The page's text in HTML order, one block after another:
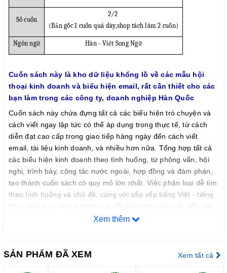
Số cuốn
2/2
(Bản gốc 1 cuốn quá dày,shop tách làm 2 cuốn)
Ngôn ngữ Hàn - Việt Song Ngữ
Cuốn sách này là kho dữ liệu khổng lồ về các mẫu hội
thoại kinh doanh và biểu hiện email, rất cần thiết cho các
bạn làm trong các công ty, doanh nghiệp Hàn Quốc
Cuốn sách này chứa đựng tất cả các biểu hiện trò chuyện và
cách viết ngay lập tức có thể áp dụng trong thực tế, từ cách
diễn đạt cao cấp trong giao tiếp hàng ngày đến cách viết
email, tài liệu kinh doanh, và nhiều hơn nữa. Tổng hợp tất cả
các biểu hiện kinh doanh theo tình huống, từ phỏng vấn, hội
nghị, trình bày, công tác nước ngoài, hợp đồng và đàm phán,
tạo thành cuốn sách có quy mô lớn nhất. Việc phân loại dễ tìm
theo tình huống và chủ đề, cùng với sắp xếp tiếng Việt - tiếng
Hàn, giúp bạn nhanh chóng và dễ dàng tìm kiếm các diễn đạt
mà bạn muốn trên Internet.
cách linh hoạt. Hãy nhanh chóng thu thập các mẹo để tự nhiên
học kỹ năng truyền thông kinh doanh!
Xem thêm
SẢN PHẨM ĐÃ XEM Xem tất cả